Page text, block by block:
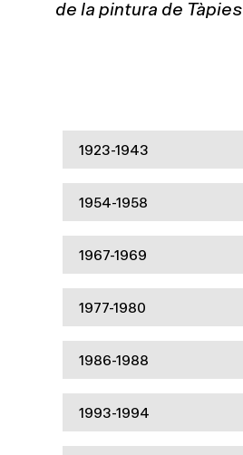
de la pintura de Tàpies
1923-1943
1954-1958
1967-1969
1977-1980
1986-1988
1993-1994